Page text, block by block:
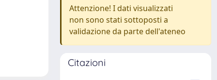
Attenzione! I dati visualizzati
non sono stati sottoposti a
validazione da parte dell'ateneo
Citazioni